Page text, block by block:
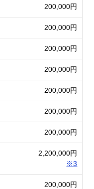
200,000円
200,000円
200,000円
200,000円
200,000円
200,000円
200,000円
2,200,000円
※3
200,000円